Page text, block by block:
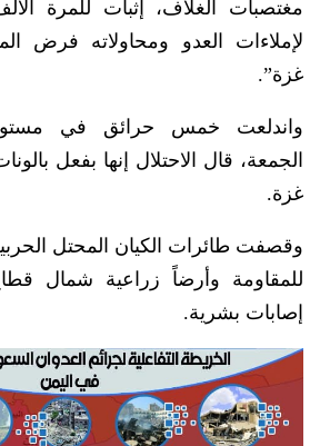
مغتصبات الغلاف، إثبات للمرة
لإملاءات العدو ومحاولاته فرض
غزة”.
واندلعت خمس حرائق في
الجمعة، قال الاحتلال إنها بفعل
غزة.
وقصفت طائرات الكيان المحتل
للمقاومة وأرضاً زراعية شمال
إصابات بشرية.